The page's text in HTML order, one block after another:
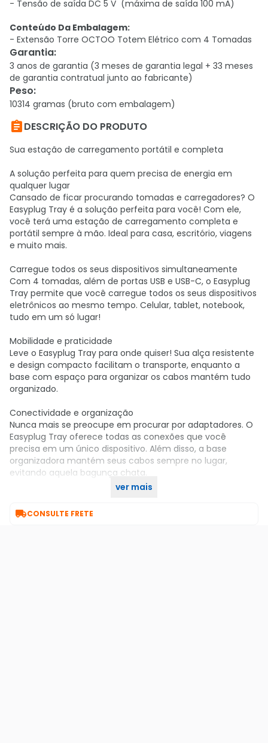
- Tensão de saída DC 5 V (máxima de saída 100 mA)
Conteúdo Da Embalagem:
- Extensão Torre OCTOO Totem Elétrico com 4 Tomadas
Garantia:
3 anos de garantia (3 meses de garantia legal + 33 meses
de garantia contratual junto ao fabricante)
Peso:
10314 gramas (bruto com embalagem)
DESCRIÇÃO DO PRODUTO
Sua estação de carregamento portátil e completa
A solução perfeita para quem precisa de energia em
qualquer lugar
Cansado de ficar procurando tomadas e carregadores? O
Easyplug Tray é a solução perfeita para você! Com ele,
você terá uma estação de carregamento completa e
portátil sempre à mão. Ideal para casa, escritório, viagens
e muito mais.
Carregue todos os seus dispositivos simultaneamente
Com 4 tomadas, além de portas USB e USB-C, o Easyplug
Tray permite que você carregue todos os seus dispositivos
eletrônicos ao mesmo tempo. Celular, tablet, notebook,
tudo em um só lugar!
Mobilidade e praticidade
Leve o Easyplug Tray para onde quiser! Sua alça resistente
e design compacto facilitam o transporte, enquanto a
base com espaço para organizar os cabos mantém tudo
organizado.
Conectividade e organização
Nunca mais se preocupe em procurar por adaptadores. O
Easyplug Tray oferece todas as conexões que você
precisa em um único dispositivo. Além disso, a base
organizadora mantém seus cabos sempre no lugar,
evitando aquela bagunça chata.
ver mais
CONSULTE FRETE